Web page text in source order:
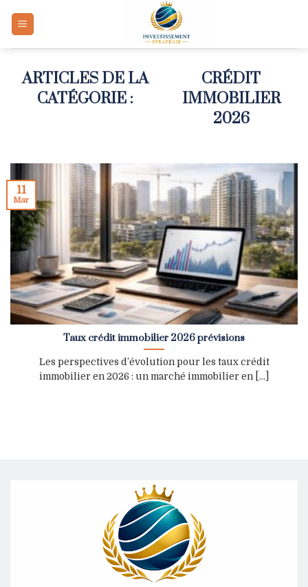
CRÉDIT
IMMOBILIER
2026
Taux crédit immobilier 2026 prévisions
Les perspectives d’évolution pour les taux crédit
immobilier en 2026 : un marché immobilier en [...]
11
Mar